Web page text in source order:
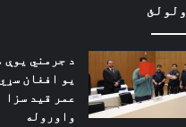
ولولئ
د جرمني یوې
یو افغان
عمر قید سزا
واوروله